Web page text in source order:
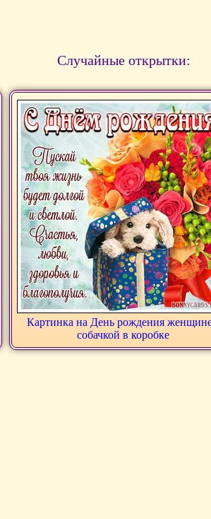
Случайные открытки:
Картинка на День рождения
собачкой в коробке